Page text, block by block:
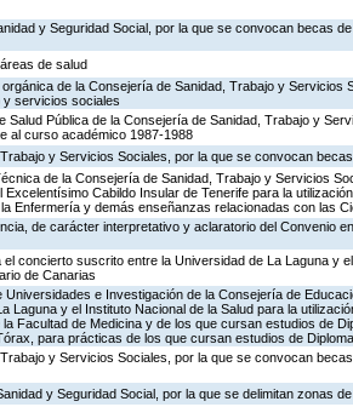
y Seguridad Social, por la que se convocan becas
de salud
de la Consejería de Sanidad, Trabajo y Servicios
y servicios sociales
Salud Pública de la Consejería de Sanidad, Trabajo y
al curso académico 1987-1988
y Servicios Sociales, por la que se convocan
de la Consejería de Sanidad, Trabajo y Servicios
Cabildo Insular de Tenerife para la
Enfermería y demás enseñanzas relacionadas con las
de carácter interpretativo y aclaratorio del Convenio
concierto suscrito entre la Universidad de La Laguna y
de Canarias
Universidades e Investigación de la Consejería de
Laguna y el Instituto Nacional de la Salud para la
Facultad de Medicina y de los que cursan estudios de
para prácticas de los que cursan estudios de
y Servicios Sociales, por la que se convocan
y Seguridad Social, por la que se delimitan zonas